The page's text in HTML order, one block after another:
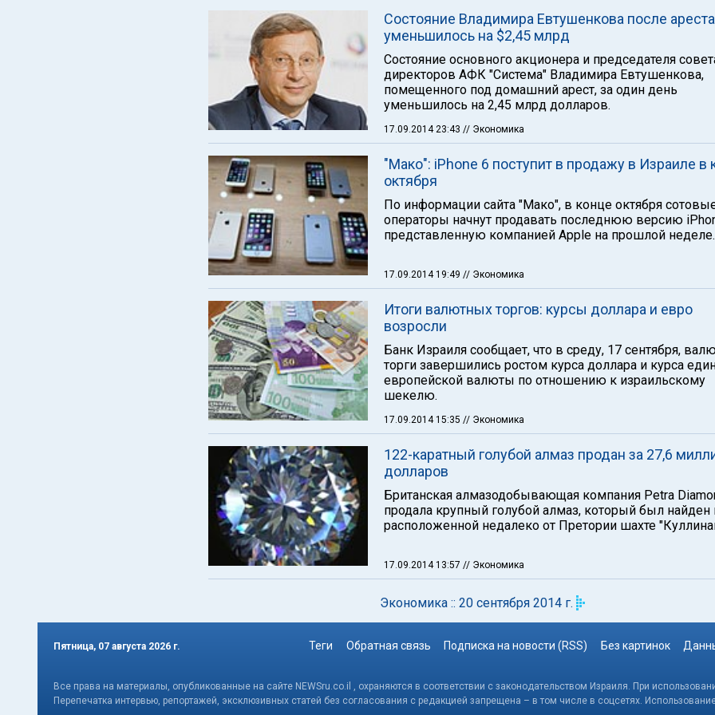
Состояние Владимира Евтушенкова после ареста
уменьшилось на $2,45 млрд
Состояние основного акционера и председателя
директоров АФК "Система" Владимира Евтушенкова,
помещенного под домашний арест, за один день
уменьшилось на 2,45 млрд долларов.
17.09.2014 23:43 // Экономика
"Мако": iPhone 6 поступит в продажу в Израиле в
октября
По информации сайта "Мако", в конце октября
операторы начнут продавать последнюю версию
представленную компанией Apple на прошлой неделе.
17.09.2014 19:49 // Экономика
Итоги валютных торгов: курсы доллара и евро
возросли
Банк Израиля сообщает, что в среду, 17 сентября,
торги завершились ростом курса доллара и курса
европейской валюты по отношению к израильскому
шекелю.
17.09.2014 15:35 // Экономика
122-каратный голубой алмаз продан за 27,6
долларов
Британская алмазодобывающая компания Petra
продала крупный голубой алмаз, который был найден
расположенной недалеко от Претории шахте
17.09.2014 13:57 // Экономика
Экономика :: 20 сентября 2014 г.
Пятница, 07 августа 2026 г. Теги Обратная связь Подписка на новости (RSS) Без картинок
Все права на материалы, опубликованные на сайте NEWSru.co.il , охраняются в соответствии с законодательством Израиля. При
Перепечатка интервью, репортажей, эксклюзивных статей без согласования с редакцией запрещена – в том числе в соцсетях.